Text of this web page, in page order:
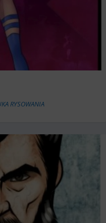
RYSOWANIA